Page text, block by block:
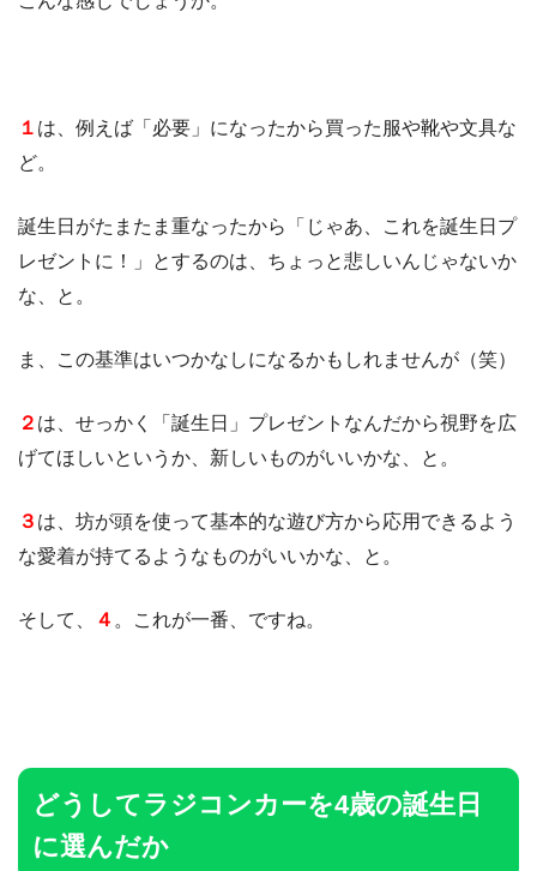
１ は、例えば「必要」になったから買った服や靴や文具な
ど。
誕生日がたまたま重なったから「じゃあ、これを誕生日プ
レゼントに！」とするのは、ちょっと悲しいんじゃないか
な、と。
ま、この基準はいつかなしになるかもしれませんが（笑）
２ は、せっかく「誕生日」プレゼントなんだから視野を広
げてほしいというか、新しいものがいいかな、と。
３ は、坊が頭を使って基本的な遊び方から応用できるよう
な愛着が持てるようなものがいいかな、と。
そして、 ４ 。これが一番、ですね。
どうしてラジコンカーを4歳の誕生日
に選んだか